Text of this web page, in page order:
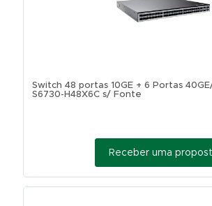
Switch 48 portas 10GE + 6 Portas
S6730-H48X6C s/ Fonte
Receber uma